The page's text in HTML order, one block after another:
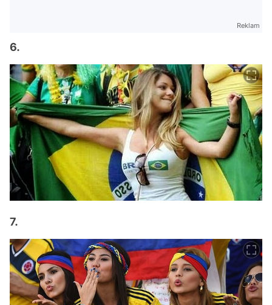
Reklam
6.
7.